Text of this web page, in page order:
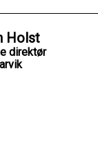
Holst
direktør